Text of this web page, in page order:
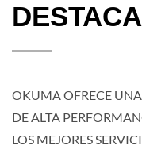
OKUMA OFRECE
DE ALTA
LOS MEJORES